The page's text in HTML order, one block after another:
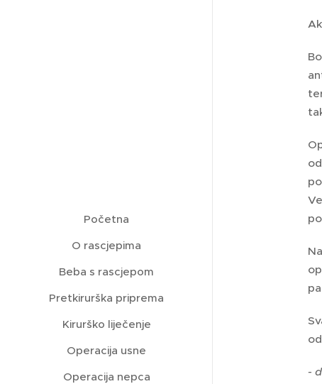
Početna
O rascjepima
Beba s rascjepom
Pretkirurška priprema
Kirurško liječenje
Operacija usne
Operacija nepca
-